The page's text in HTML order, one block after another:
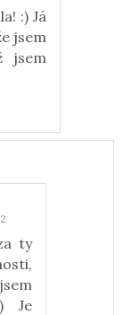
:) Já
jsem
jsem
ty
Je